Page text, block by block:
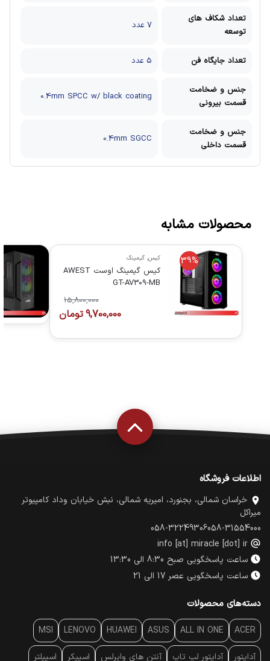
تعداد شکاف های
توسعه
7 عدد
تعداد جایگاه فن 5 عدد
جنس و ضخامت
قسمت بیرونی
0.4mm SPCC w/ black coating
جنس و ضخامت
قسمت داخلی
0.4mm SGCC
محصولات مشابه
39% کیس, گیمینگ
کیس گیمینگ اوست AWEST
GT-AV309-MB
15,800,000
9,700,000تومان
اطلاعات فروشگاه
خراسان شمالی، بجنورد، امیریه شمالی، نبش خیابان وداد کامپیوتر
میراکل
058-31554000
058-32249306
info [at] miracle [dot] ir
ساعت پاسخگویی صبح 8:30 الی 13:30
ساعت پاسخگویی عصر 17 الی 21
دسته‌های محصولات
ACER
ALL IN ONE
ASUS
HUAWEI
LENOVO
MSI
آداپتور آداپتور لپ تاپ آنتن‌ های وایرلس اسپیکر اسپیلتر